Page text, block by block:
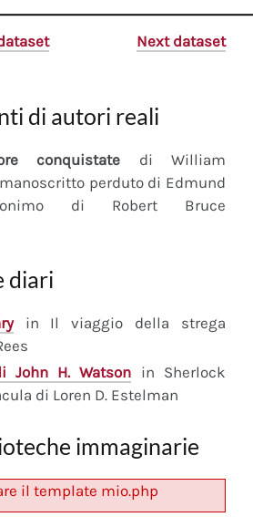
Next dataset
di autori reali
conquistate di William
perduto di Edmund
di Robert Bruce
diari
in Il viaggio della strega
John H. Watson in Sherlock
di Loren D. Estelman
immaginarie
il template mio.php